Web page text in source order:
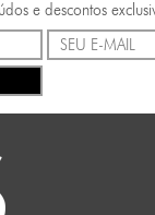
e descontos